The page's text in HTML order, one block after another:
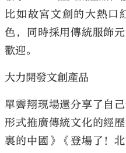
比如故宮文創的大熱口
色，同時採用傳統服飾
歡迎。
大力開發文創產品
單霽翔現場還分享了自
形式推廣傳統文化的經
裏的中國》《登場了！